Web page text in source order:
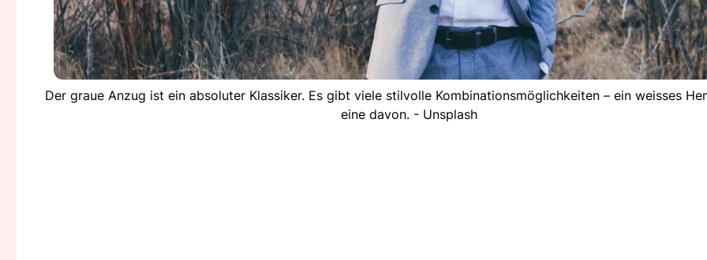
Der graue Anzug ist ein absoluter Klassiker. Es gibt viele stilvolle Kombinationsmöglichkeiten – ein weisses
eine davon. - Unsplash